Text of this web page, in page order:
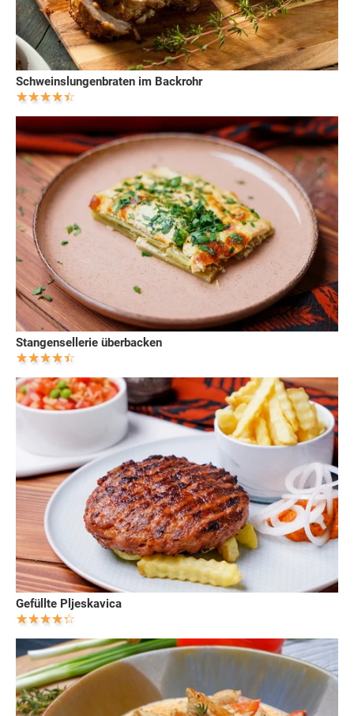
Schweinslungenbraten im Backrohr
Stangensellerie überbacken
Gefüllte Pljeskavica